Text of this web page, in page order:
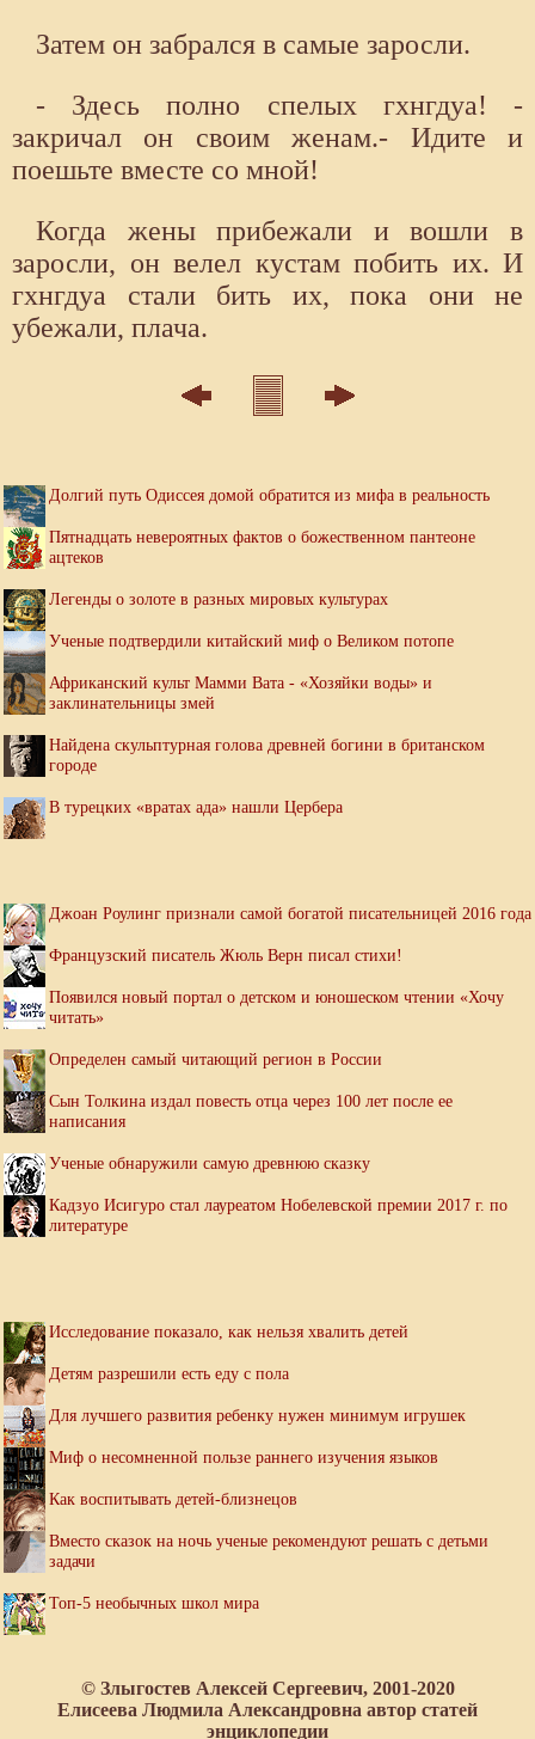
Затем он забрался в самые заросли.
- Здесь полно спелых гхнгдуа! -
закричал он своим женам.- Идите и
поешьте вместе со мной!
Когда жены прибежали и вошли в
заросли, он велел кустам побить их. И
гхнгдуа стали бить их, пока они не
убежали, плача.
Долгий путь Одиссея домой обратится из мифа в реальность
Пятнадцать невероятных фактов о божественном пантеоне
ацтеков
Легенды о золоте в разных мировых культурах
Ученые подтвердили китайский миф о Великом потопе
Африканский культ Мамми Вата - «Хозяйки воды» и
заклинательницы змей
Найдена скульптурная голова древней богини в британском
городе
В турецких «вратах ада» нашли Цербера
Джоан Роулинг признали самой богатой писательницей 2016 года
Французский писатель Жюль Верн писал стихи!
Появился новый портал о детском и юношеском чтении «Хочу
читать»
Определен самый читающий регион в России
Сын Толкина издал повесть отца через 100 лет после ее
написания
Ученые обнаружили самую древнюю сказку
Кадзуо Исигуро стал лауреатом Нобелевской премии 2017 г. по
литературе
Исследование показало, как нельзя хвалить детей
Детям разрешили есть еду с пола
Для лучшего развития ребенку нужен минимум игрушек
Миф о несомненной пользе раннего изучения языков
Как воспитывать детей-близнецов
Вместо сказок на ночь ученые рекомендуют решать с детьми
задачи
Топ-5 необычных школ мира
© Злыгостев Алексей Сергеевич, 2001-2020
Елисеева Людмила Александровна автор статей
энциклопедии